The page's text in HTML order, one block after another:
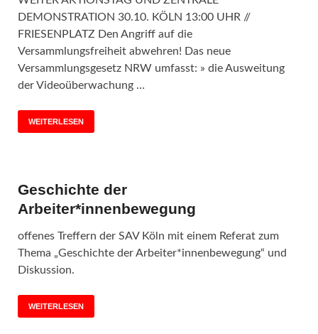
DEMONSTRATION 30.10. KÖLN 13:00 UHR //
FRIESENPLATZ Den Angriff auf die
Versammlungsfreiheit abwehren! Das neue
Versammlungsgesetz NRW umfasst: » die Ausweitung
der Videoüberwachung …
WEITERLESEN
Geschichte der
Arbeiter*innenbewegung
offenes Treffern der SAV Köln mit einem Referat zum
Thema „Geschichte der Arbeiter*innenbewegung“ und
Diskussion.
WEITERLESEN